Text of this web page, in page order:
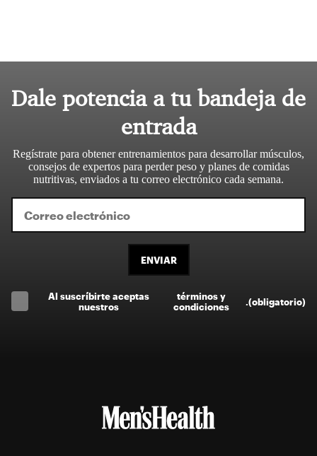
Dale potencia a tu bandeja de
entrada
Regístrate para obtener entrenamientos para desarrollar músculos,
consejos de expertos para perder peso y planes de comidas
nutritivas, enviados a tu correo electrónico cada semana.
ENVIAR
Al suscríbirte aceptas
nuestros
términos y
condiciones
(obligatorio)